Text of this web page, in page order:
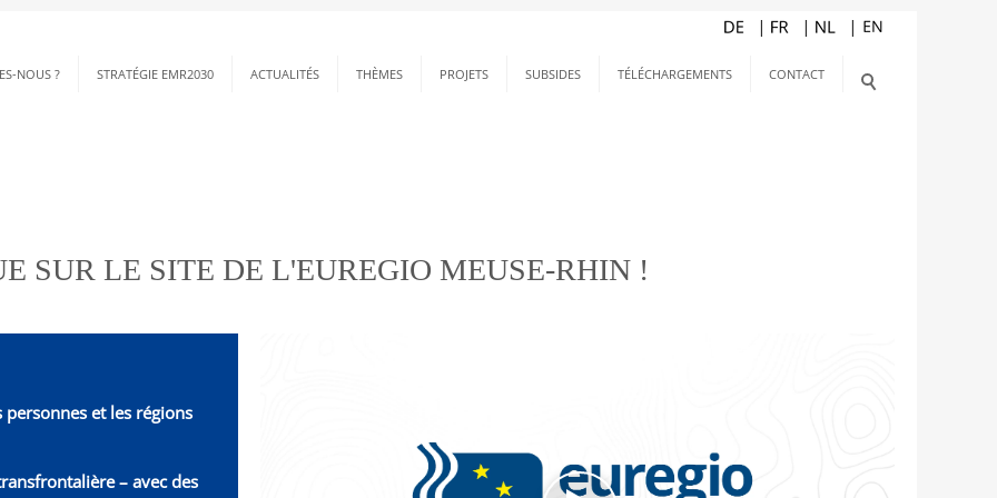
NOUS ? STRATÉGIE EMR2030 ACTUALITÉS THÈMES PROJETS SUBSIDES TÉLÉCHARGEMENTS CONTACT
SUR LE SITE DE L'EUREGIO MEUSE-RHIN !
personnes et les régions
– avec des